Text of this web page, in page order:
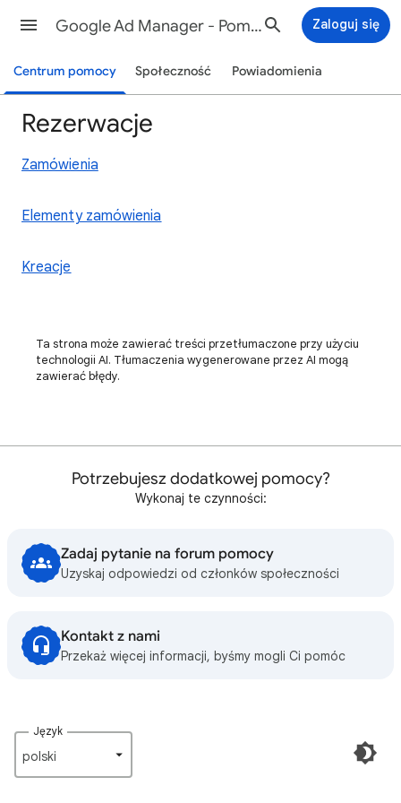
Google Ad Manager - Pomoc Zaloguj się
Centrum pomocy Społeczność Powiadomienia
Rezerwacje
Zamówienia
Elementy zamówienia
Kreacje
Ta strona może zawierać treści przetłumaczone przy użyciu
technologii AI. Tłumaczenia wygenerowane przez AI mogą
zawierać błędy.
Potrzebujesz dodatkowej pomocy?
Wykonaj te czynności:
Zadaj pytanie na forum pomocy
Uzyskaj odpowiedzi od członków społeczności
Kontakt z nami
Przekaż więcej informacji, byśmy mogli Ci pomóc
Język
polski‎